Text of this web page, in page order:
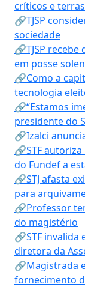
críticos e
🔗TJSP
sociedade
🔗TJSP
em posse
🔗Como a
tecnologia
🔗“Estamos
presidente do
🔗Izalci
🔗STF
do Fundef a
🔗STJ afasta
para
🔗Professor
do magistério
🔗STF invalida
diretora da
🔗Magistrada
fornecimento